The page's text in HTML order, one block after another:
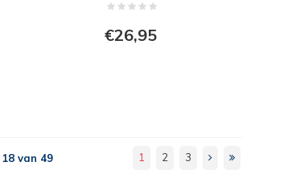
€26,95
van 49 1 2 3